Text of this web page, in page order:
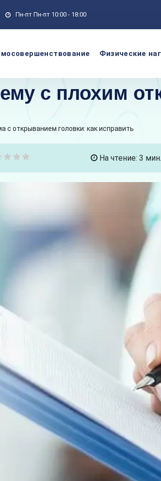
Пн-пт Пн-пт 10:00 - 18:00
Физические
с плохим
с открыванием головки: как исправить
На чтение: 3 мин.